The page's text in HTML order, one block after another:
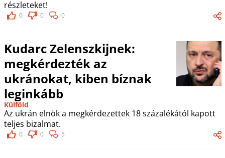
részleteket!
0 0 0
Kudarc Zelenszkijnek:
megkérdezték az
ukránokat, kiben bíznak
leginkább
Külföld
Az ukrán elnök a megkérdezettek 18 százalékától kapott
teljes bizalmat.
0 0 5